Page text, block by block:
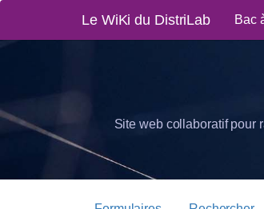
Le WiKi du DistriLab Bac
Site web collaboratif pour